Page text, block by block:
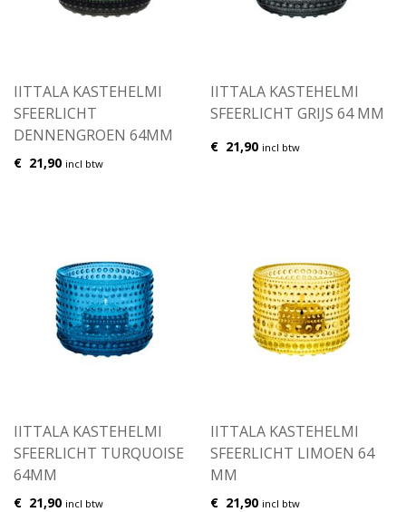
IITTALA KASTEHELMI
SFEERLICHT
DENNENGROEN 64MM
€ 21,90 incl btw
IITTALA KASTEHELMI
SFEERLICHT GRIJS 64 MM
€ 21,90 incl btw
IITTALA KASTEHELMI
SFEERLICHT TURQUOISE
64MM
€ 21,90 incl btw
IITTALA KASTEHELMI
SFEERLICHT LIMOEN 64
MM
€ 21,90 incl btw